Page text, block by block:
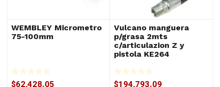
WEMBLEY Micrometro
75-100mm
Vulcano manguera
p/grasa 2mts
c/articulazion Z y
pistola KE264